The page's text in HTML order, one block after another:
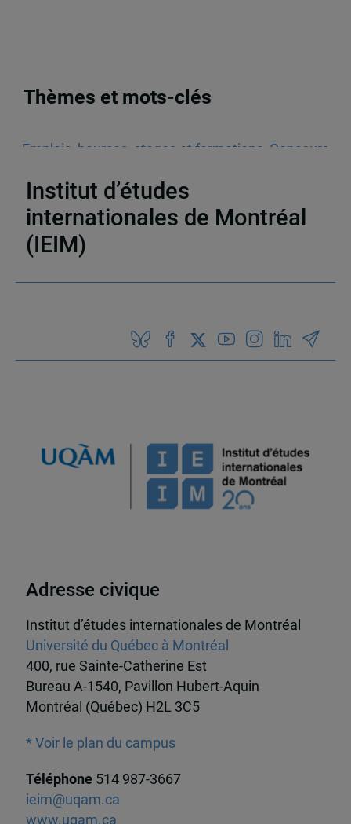
Thèmes et mots-clés
Emplois, bourses, stages et formations Concours
Institut d’études
internationales de Montréal
(IEIM)
Adresse civique
Institut d’études internationales de Montréal
Université du Québec à Montréal
400, rue Sainte-Catherine Est
Bureau A-1540, Pavillon Hubert-Aquin
Montréal (Québec) H2L 3C5
* Voir le plan du campus
Téléphone 514 987-3667
ieim@uqam.ca
www.uqam.ca